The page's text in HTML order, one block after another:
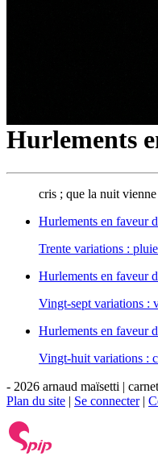
Hurlements
cris ; que la nuit vienne
Hurlements en faveur
Trente variations :
Hurlements en faveur
Vingt-sept variations :
Hurlements en faveur
Vingt-huit variations :
- 2026 arnaud maïsetti |
Plan du site | Se connecter|